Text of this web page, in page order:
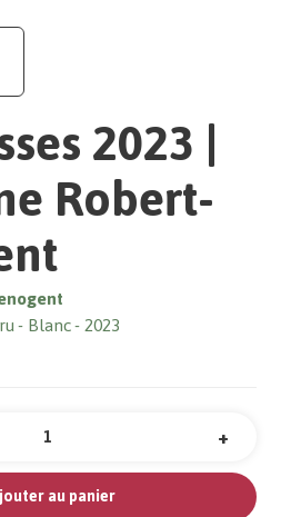
2023 |
Robert-
Blanc 2023
+
au panier